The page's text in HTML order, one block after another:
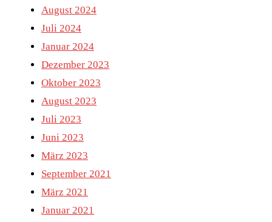
August 2024
Juli 2024
Januar 2024
Dezember 2023
Oktober 2023
August 2023
Juli 2023
Juni 2023
März 2023
September 2021
März 2021
Januar 2021